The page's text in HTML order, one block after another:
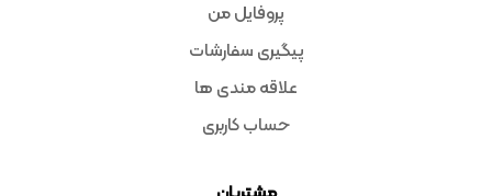
پروفایل من
پیگیری سفارشات
علاقه مندی ها
حساب کاربری